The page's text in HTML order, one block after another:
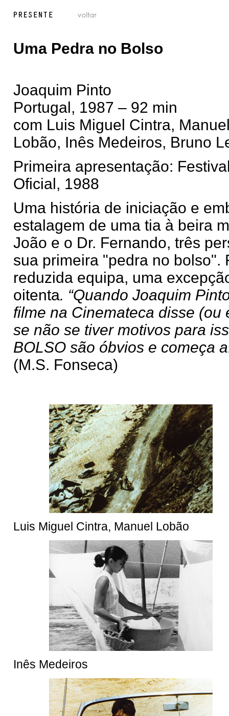
Uma Pedra no Bolso
Joaquim Pinto
Portugal, 1987 – 92 min
com Luis Miguel Cintra,
Lobão, Inês Medeiros, Bruno
Primeira apresentação:
Oficial, 1988
Uma história de iniciação e
estalagem de uma tia à beira
João e o Dr. Fernando, três
sua primeira "pedra no bolso".
reduzida equipa, uma
oitenta. “Quando Joaquim
filme na Cinemateca disse (ou
se não se tiver motivos para
BOLSO são óbvios e começa
(M.S. Fonseca)
Luis Miguel Cintra, Manuel Lobão
Inês Medeiros